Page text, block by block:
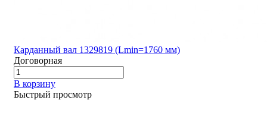
Карданный вал 1329819 (Lmin=1760 мм)
Договорная
В корзину
Быстрый просмотр